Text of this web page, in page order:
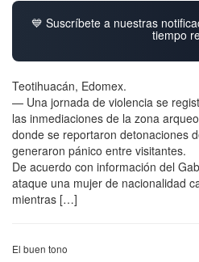
💙 Suscríbete a nuestras
tiempo
Teotihuacán, Edomex.
— Una jornada de violencia se
las inmediaciones de la zona
donde se reportaron detonaciones
generaron pánico entre visitantes.
De acuerdo con información del
ataque una mujer de nacionalidad
mientras […]
El buen tono